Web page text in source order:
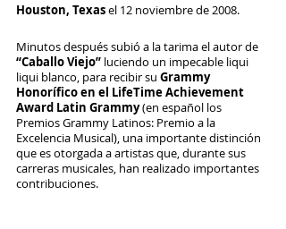
Houston, Texas el 12 noviembre de 2008.
Minutos después subió a la tarima el autor de
“Caballo Viejo” luciendo un impecable liqui
liqui blanco, para recibir su Grammy
Honorífico en el LifeTime Achievement
Award Latin Grammy (en español los
Premios Grammy Latinos: Premio a la
Excelencia Musical), una importante distinción
que es otorgada a artistas que, durante sus
carreras musicales, han realizado importantes
contribuciones.